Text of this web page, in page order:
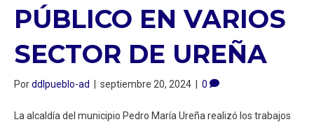
PÚBLICO EN VARIOS
SECTOR DE UREÑA
Porddlpueblo-ad | septiembre 20, 2024 | 0
La alcaldía del municipio Pedro María Ureña realizó los trabajos